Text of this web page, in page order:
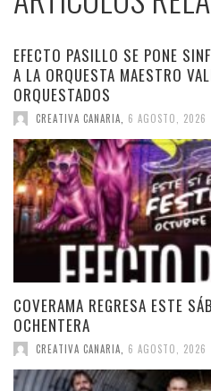
EFECTO PASILLO SE PONE
A LA ORQUESTA MAESTRO
ORQUESTADOS
CREATIVA CANARIA 6 AGOSTO, 2026
COVERAMA REGRESA ESTE
OCHENTERA
CREATIVA CANARIA 6 AGOSTO, 2026